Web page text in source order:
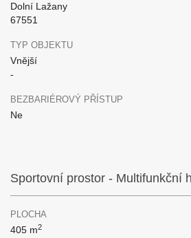
Dolní Lažany
67551
TYP OBJEKTU
Vnější
-
BEZBARIÉROVÝ PŘÍSTUP
Ne
Sportovní prostor - Multifunkční
PLOCHA
405 m2